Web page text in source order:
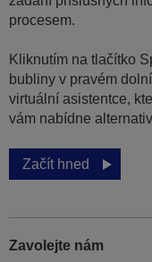
procesem.
Kliknutím na tlačítko
bubliny v pravém
virtuální asistentce,
vám nabídne
Začít hned
Zavolejte nám